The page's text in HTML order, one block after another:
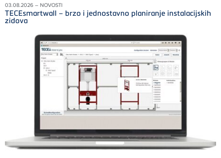
03.08.2026 – NOVOSTI
TECEsmartwall – brzo i jednostavno planiranje instalacijskih
zidova